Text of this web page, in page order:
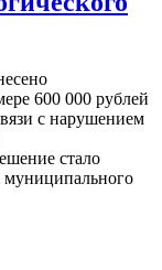
600 000 рублей
с нарушением
стало
муниципального